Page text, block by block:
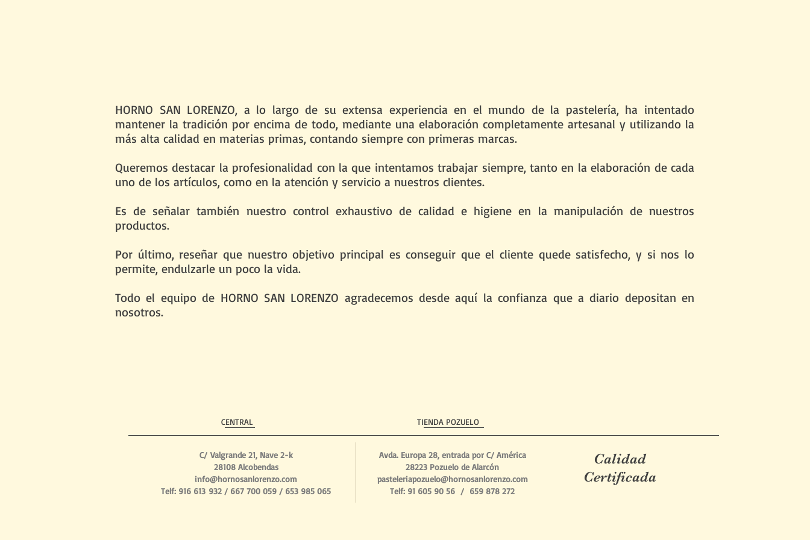
HORNO SAN LORENZO, a lo largo de su extensa experiencia en el mundo de la pastelería, ha intentado
mantener la tradición por encima de todo, mediante una elaboración completamente artesanal y utilizando la
más alta calidad en materias primas, contando siempre con primeras marcas.
Queremos destacar la profesionalidad con la que intentamos trabajar siempre, tanto en la elaboración de cada
uno de los artículos, como en la atención y servicio a nuestros clientes.
Es de señalar también nuestro control exhaustivo de calidad e higiene en la manipulación de nuestros
productos.
Por último, reseñar que nuestro objetivo principal es conseguir que el cliente quede satisfecho, y si nos lo
permite, endulzarle un poco la vida.
Todo el equipo de HORNO SAN LORENZO agradecemos desde aquí la confianza que a diario depositan en
nosotros.
CENTRAL TIENDA POZUELO
C/ Valgrande 21, Nave 2-k
28108 Alcobendas
info@hornosanlorenzo.com
Telf: 916 613 932 / 667 700 059 / 653 985 065
Avda. Europa 28, entrada por C/ América
28223 Pozuelo de Alarcón
pasteleriapozuelo@hornosanlorenzo.com
Telf: 91 605 90 56 / 659 878 272
Calidad
Certificada